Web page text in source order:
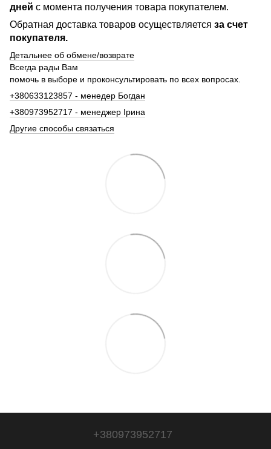
дней с момента получения товара покупателем.
Обратная доставка товаров осуществляется за счет
покупателя.
Детальнее об обмене/возврате
Всегда рады Вам
помочь в выборе и проконсультировать по всех вопросах.
+380633123857 - менедер Богдан
+380973952717 - менеджер Ірина
Другие способы связаться
+380973952717